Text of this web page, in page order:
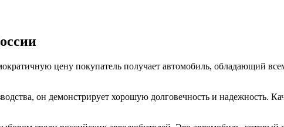
цену покупатель получает автомобиль, обладающий
он демонстрирует хорошую долговечность и надежность.